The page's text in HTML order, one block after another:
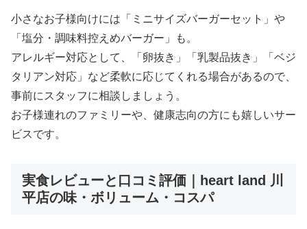
小さなお子様向けには「ミニサイズバーガーセット」や
「塩分・調味料控えめバーガー」も。
アレルギー対応として、「卵抜き」「乳製品抜き」「ベジ
タリアン対応」など柔軟に応じてくれる場合があるので、
事前にスタッフに相談しましょう。
お子様連れのファミリーや、健康志向の方にも嬉しいサー
ビスです。
実食レビューと口コミ評価｜heart land 川
平店の味・ボリューム・コスパ